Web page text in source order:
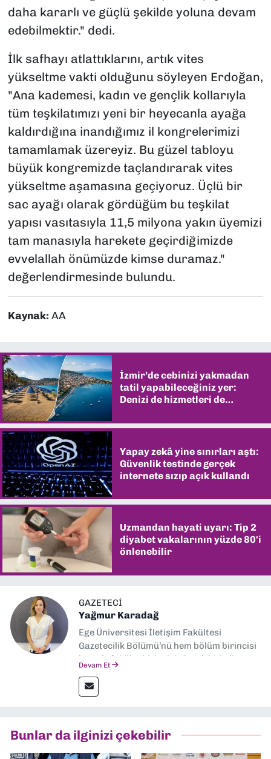
daha kararlı ve güçlü şekilde yoluna devam
edebilmektir." dedi.
İlk safhayı atlattıklarını, artık vites
yükseltme vakti olduğunu söyleyen Erdoğan,
"Ana kademesi, kadın ve gençlik kollarıyla
tüm teşkilatımızı yeni bir heyecanla ayağa
kaldırdığına inandığımız il kongrelerimizi
tamamlamak üzereyiz. Bu güzel tabloyu
büyük kongremizde taçlandırarak vites
yükseltme aşamasına geçiyoruz. Üçlü bir
sac ayağı olarak gördüğüm bu teşkilat
yapısı vasıtasıyla 11,5 milyona yakın üyemizi
tam manasıyla harekete geçirdiğimizde
evvelallah önümüzde kimse duramaz."
değerlendirmesinde bulundu.
Kaynak: AA
İzmir’de cebinizi yakmadan
tatil yapabileceğiniz yer:
Denizi de hizmetleri de
Yapay zekâ yine sınırları aştı:
Güvenlik testinde gerçek
internete sızıp açık kullandı
Uzmandan hayati uyarı: Tip 2
diyabet vakalarının yüzde 80'i
önlenebilir
GAZETECI
Yağmur Karadağ
Ege Üniversitesi İletişim Fakültesi
Gazetecilik Bölümü’nü hem bölüm birincisi
hem de fakülte birincisi olarak bitirdim.
İletişim” üzerine yüksek lisans eğitimimi
tamamladım. Halen aynı anabilim dalında
Müdürü” olarak görev almaktayım. Hak
odaklı haberciliğe dair çalışmalar
Devam Et
Bunlar da ilginizi çekebilir